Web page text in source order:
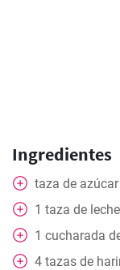
Ingredientes
taza de
1 taza de
1 cucharada
4 tazas de